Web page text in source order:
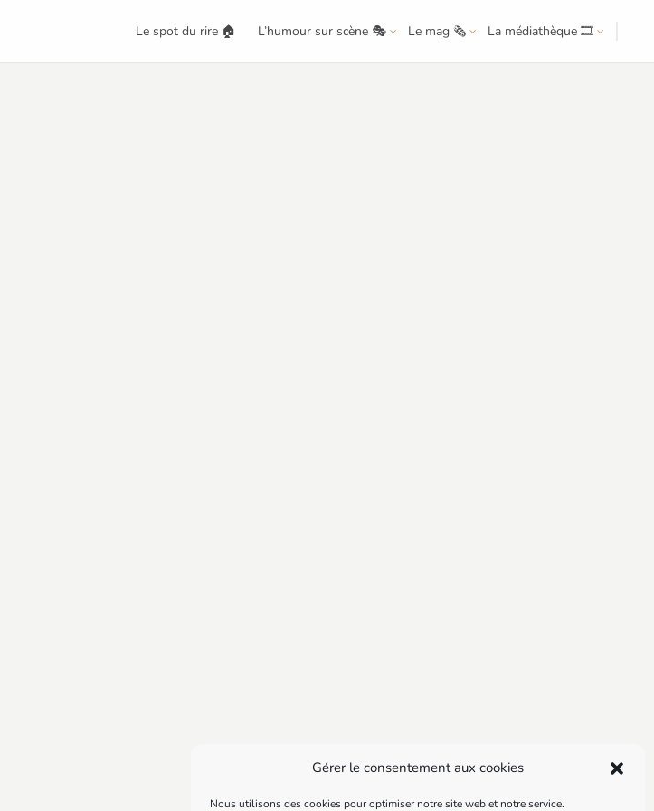
Gérer le consentement aux cookies
Nous utilisons des cookies pour optimiser notre site web et notre service.
Le spot du rire 🏠 L’humour sur scène 🎭 Le mag 🗞️ La médiathèque 🎞️